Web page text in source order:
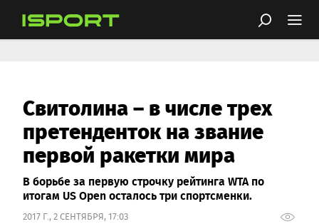
Свитолина – в числе трех
претенденток на звание
первой ракетки мира
В борьбе за первую строчку рейтинга WTA по
итогам US Open осталось три спортсменки.
2017 Г., 2 СЕНТЯБРЯ, 17:03